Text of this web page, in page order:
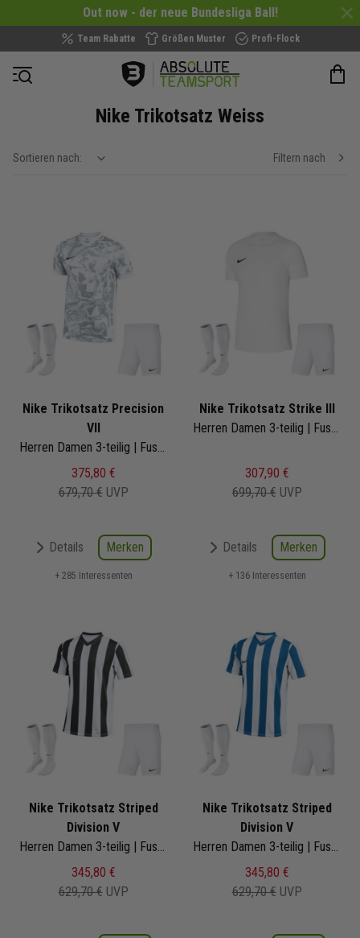
Out now - der neue Bundesliga Ball!
Team Rabatte Größen Muster Profi-Flock
Navigation öffnen
Nike Trikotsatz Weiss
Sortieren nach: show filteroptions Filtern nach
Nike Trikotsatz Precision
VII
375,80 €
679,70 € UVP
Details Merken
+ 285 Interessenten
Nike Trikotsatz Strike III
307,90 €
699,70 € UVP
Details Merken
+ 136 Interessenten
Nike Trikotsatz Striped
Division V
Herren Damen 3-teilig | Fussball Trikot Short Fussballsocken | Fussball Trikot Set
345,80 €
629,70 € UVP
Nike Trikotsatz Striped
Division V
Herren Damen 3-teilig | Fussball Trikot Short Fussballsocken | Fussball Trikot Set
345,80 €
629,70 € UVP